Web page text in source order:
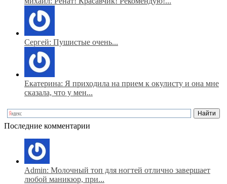
Сергей: Пушистые очень...
Екатерина: Я приходила на прием к окулисту и она мне
сказала, что у мен...
Последние комментарии
Admin: Молочный топ для ногтей отлично завершает
любой маникюр, при...